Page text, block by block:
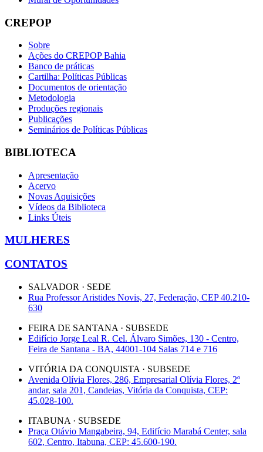
CREPOP
Sobre
Ações do CREPOP Bahia
Banco de práticas
Cartilha: Políticas Públicas
Documentos de orientação
Metodologia
Produções regionais
Publicações
Seminários de Políticas Públicas
BIBLIOTECA
Apresentação
Acervo
Novas Aquisições
Vídeos da Biblioteca
Links Úteis
MULHERES
CONTATOS
SALVADOR · SEDE
Rua Professor Aristides Novis, 27, Federação, CEP 40.210-
630
FEIRA DE SANTANA · SUBSEDE
Edifício Jorge Leal R. Cel. Álvaro Simões, 130 - Centro,
Feira de Santana - BA, 44001-104 Salas 714 e 716
VITÓRIA DA CONQUISTA · SUBSEDE
Avenida Olívia Flores, 286, Empresarial Olívia Flores, 2º
andar, sala 201, Candeias, Vitória da Conquista, CEP:
45.028-100.
ITABUNA · SUBSEDE
Praça Otávio Mangabeira, 94, Edifício Marabá Center, sala
602, Centro, Itabuna, CEP: 45.600-190.